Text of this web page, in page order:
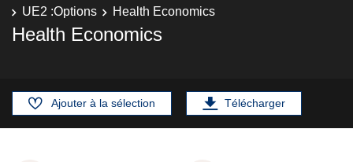
UE2 :Options
Health Economics
Health Economics
Ajouter à la sélection Télécharger